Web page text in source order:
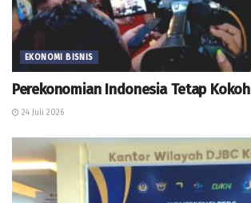
EKONOMI BISNIS
Perekonomian Indonesia Tetap Kokoh
24 Juli 2026